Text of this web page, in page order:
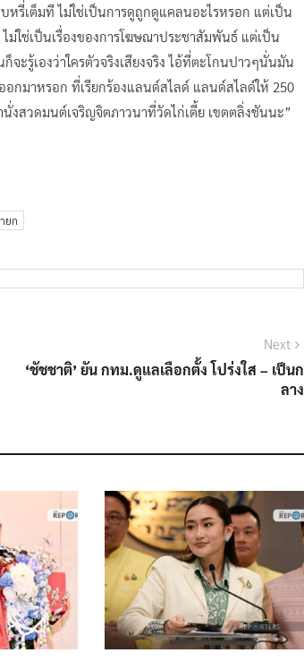
รี่เต็มที ไม่ใช่เป็นการดูถูกดูแคลนอะไรหรอก แต่เป็น
ไม่ใช่เป็นเรื่องของการโฆษณาประชาสัมพันธ์ แต่เป็น
ะรู้เองว่าใครตัวจริงเสียงจริง ไอ้ที่ตะโกนปาวๆนั่นมัน
มาหรอก ที่เรียกร้องแลนด์สไลด์ แลนด์สไลด์ให้ 250
สวดมนต์เจริญจิตภาวนาที่วัดไก่เตี้ย เขตตลิ่งชันนะ”
ยก
Next
‘ชัชชาติ’ ยัน กทม.ดูแลเลือกตั้ง โปร่งใส – เป็นก
ลาง